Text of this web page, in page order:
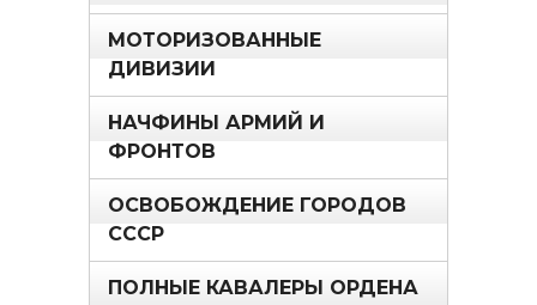
МОТОРИЗОВАННЫЕ
ДИВИЗИИ
НАЧФИНЫ АРМИЙ И
ФРОНТОВ
ОСВОБОЖДЕНИЕ ГОРОДОВ
СССР
ПОЛНЫЕ КАВАЛЕРЫ ОРДЕНА